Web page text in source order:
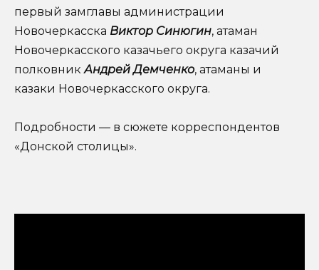
первый замглавы администрации
Новочеркасска Виктор Синюгин, атаман
Новочеркасского казачьего округа казачий
полковник Андрей Демченко, атаманы и
казаки Новочеркасского округа.
Подробности — в сюжете корреспондентов
«Донской столицы».